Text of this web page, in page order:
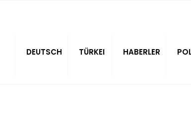
DEUTSCH TÜRKEI HABERLER